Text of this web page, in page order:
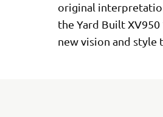
original
the Yard Built XV950
new vision and style